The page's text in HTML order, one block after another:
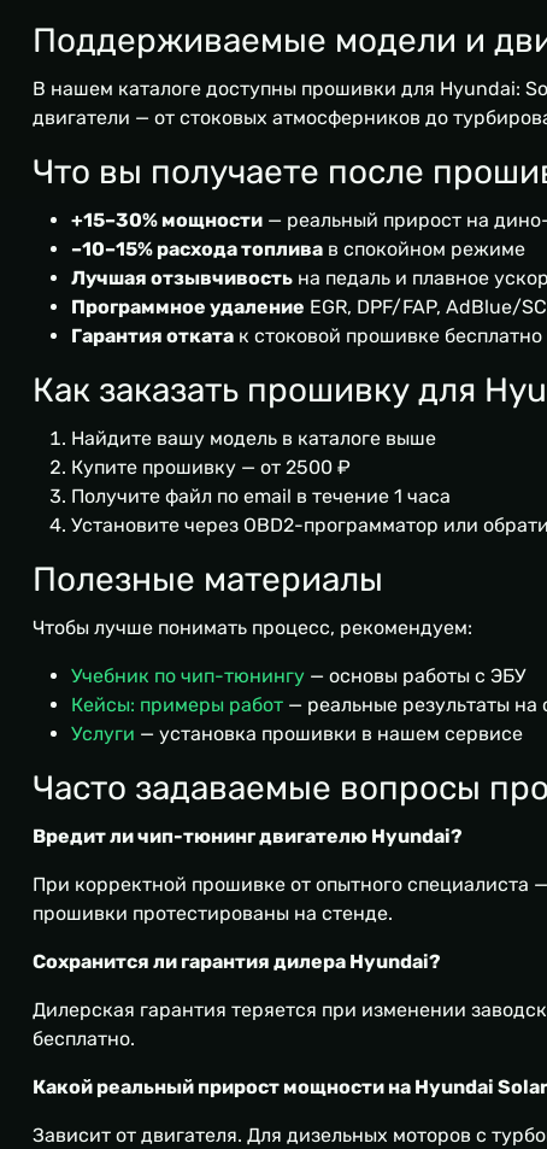
Поддерживаемые модели и
В нашем каталоге доступны прошивки для Hyundai:
двигатели — от стоковых атмосферников до
Что вы получаете после
+15–30% мощности — реальный прирост на
–10–15% расхода топлива в спокойном режиме
Лучшая отзывчивость на педаль и плавное
Программное удаление EGR, DPF/FAP, AdBlue/
Гарантия отката к стоковой прошивке бесплатно
Как заказать прошивку для
Найдите вашу модель в каталоге выше
Купите прошивку — от 2500 ₽
Получите файл по email в течение 1 часа
Установите через OBD2-программатор или
Полезные материалы
Чтобы лучше понимать процесс, рекомендуем:
Учебник по чип-тюнингу — основы работы с ЭБУ
Кейсы: примеры работ — реальные результаты на
Услуги — установка прошивки в нашем сервисе
Часто задаваемые вопросы
Вредит ли чип-тюнинг двигателю Hyundai?
При корректной прошивке от опытного специалиста
прошивки протестированы на стенде.
Сохранится ли гарантия дилера Hyundai?
Дилерская гарантия теряется при изменении
бесплатно.
Какой реальный прирост мощности на Hyundai
Зависит от двигателя. Для дизельных моторов с